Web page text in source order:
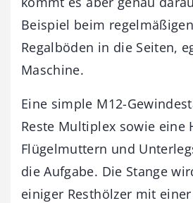
Beispiel beim
Regalböden in die Seiten,
Maschine.
Eine simple M12-
Reste Multiplex sowie eine
Flügelmuttern und
die Aufgabe. Die Stange
einiger Resthölzer mit